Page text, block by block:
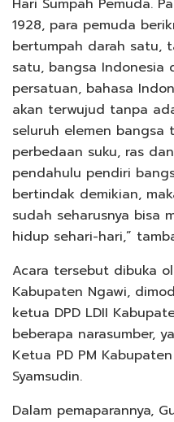
1928, para pemuda
bertumpah darah satu,
satu, bangsa Indonesia
persatuan, bahasa
akan terwujud tanpa
seluruh elemen bangsa
perbedaan suku, ras
pendahulu pendiri
bertindak demikian,
sudah seharusnya bisa
hidup sehari-hari,”
Acara tersebut dibuka
Kabupaten Ngawi,
ketua DPD LDII
beberapa narasumber,
Ketua PD PM
Syamsudin.
Dalam pemaparannya,